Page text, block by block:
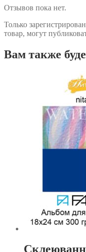
Отзывов пока нет.
Только
товар, могут
Вам также